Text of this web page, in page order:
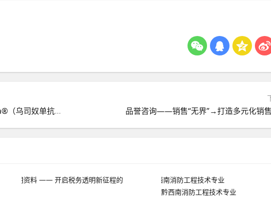
欧盟委员会批准Celltrion的Stelara®（乌司奴单抗）生物仿制药SteQeyma® (CT-P43)用于治疗多种慢性炎症性疾病 品誉咨询——销售“无界”→打造多元化销
黔西南消防工程技术专业